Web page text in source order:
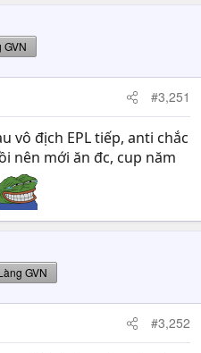
GVN
#3,251
vô địch EPL tiếp, anti chắc
nên mới ăn đc, cup năm
GVN
#3,252